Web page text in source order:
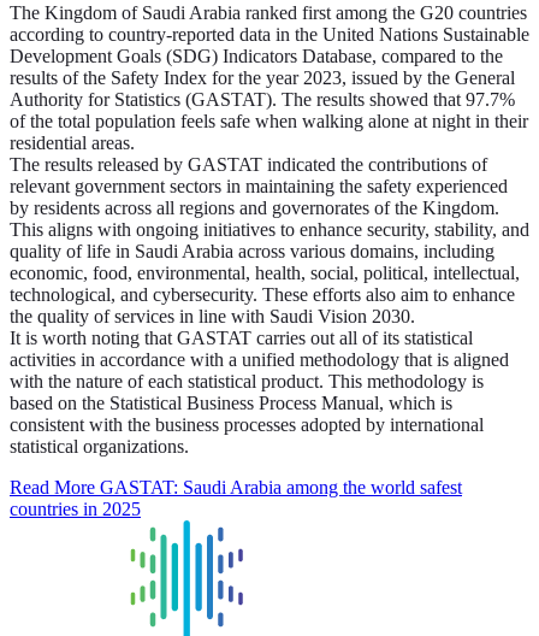
The Kingdom of Saudi Arabia ranked first among the G20 countries
according to country-reported data in the United Nations Sustainable
Development Goals (SDG) Indicators Database, compared to the
results of the Safety Index for the year 2023, issued by the General
Authority for Statistics (GASTAT). The results showed that 97.7%
of the total population feels safe when walking alone at night in their
residential areas.
The results released by GASTAT indicated the contributions of
relevant government sectors in maintaining the safety experienced
by residents across all regions and governorates of the Kingdom.
This aligns with ongoing initiatives to enhance security, stability, and
quality of life in Saudi Arabia across various domains, including
economic, food, environmental, health, social, political, intellectual,
technological, and cybersecurity. These efforts also aim to enhance
the quality of services in line with Saudi Vision 2030.
It is worth noting that GASTAT carries out all of its statistical
activities in accordance with a unified methodology that is aligned
with the nature of each statistical product. This methodology is
based on the Statistical Business Process Manual, which is
consistent with the business processes adopted by international
statistical organizations.
Read More GASTAT: Saudi Arabia among the world safest
countries in 2025